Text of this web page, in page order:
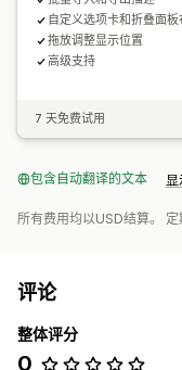
自定义选项卡和折叠面板
拖放调整显示位置
高级支持
7 天免费试用
包含自动翻译的文本 显
所有费用均以USD结算。
评论
整体评分
0